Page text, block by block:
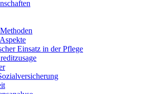
Einsatz in der Pflege